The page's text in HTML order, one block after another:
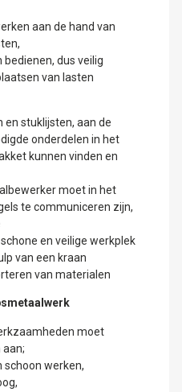
aan de hand van
dus veilig
van lasten
en stuklijsten, aan de
onderdelen in het
kunnen vinden en
moet in het
te communiceren zijn,
en veilige werkplek
van een kraan
van materialen
moet
schoon werken,